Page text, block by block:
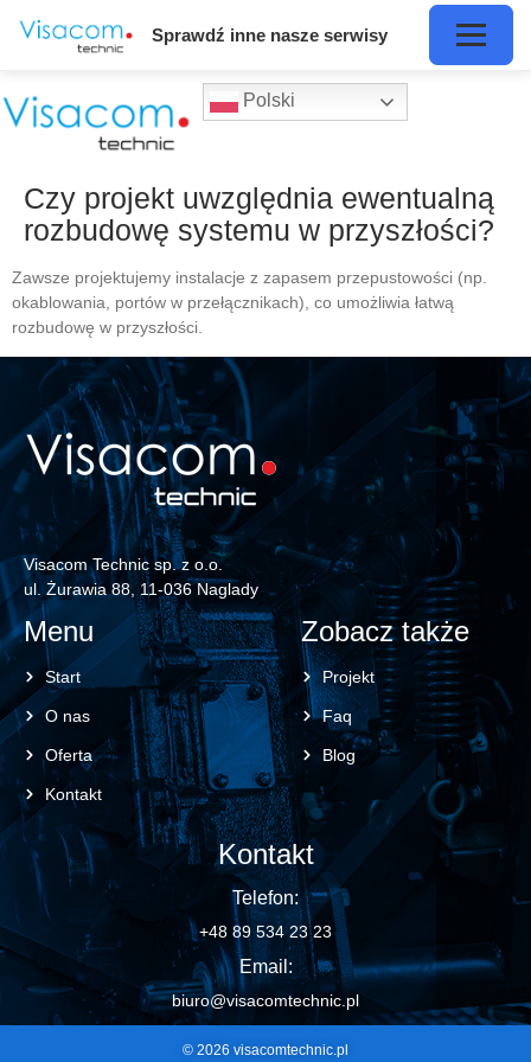
Polski
Czy projekt uwzględnia ewentualną
rozbudowę systemu w przyszłości?
Zawsze projektujemy instalacje z zapasem przepustowości (np.
okablowania, portów w przełącznikach), co umożliwia łatwą
rozbudowę w przyszłości.
Visacom Technic sp. z o.o.
ul. Żurawia 88, 11-036 Naglady
Menu
Start
O nas
Oferta
Kontakt
Zobacz także
Projekt
Faq
Blog
Kontakt
Telefon:
+48 89 534 23 23
Email:
biuro@visacomtechnic.pl
© 2026 visacomtechnic.pl
Sprawdź inne nasze serwisy